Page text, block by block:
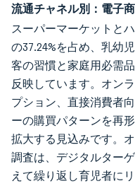
流通チャネル別：電子
スーパーマーケットと
の37.24%を占め、乳幼
客の習慣と家庭用必需
反映しています。オン
プション、直接消費者
ーの購買パターンを再
拡大する見込みです。
調査は、デジタルター
えて繰り返し育児者に